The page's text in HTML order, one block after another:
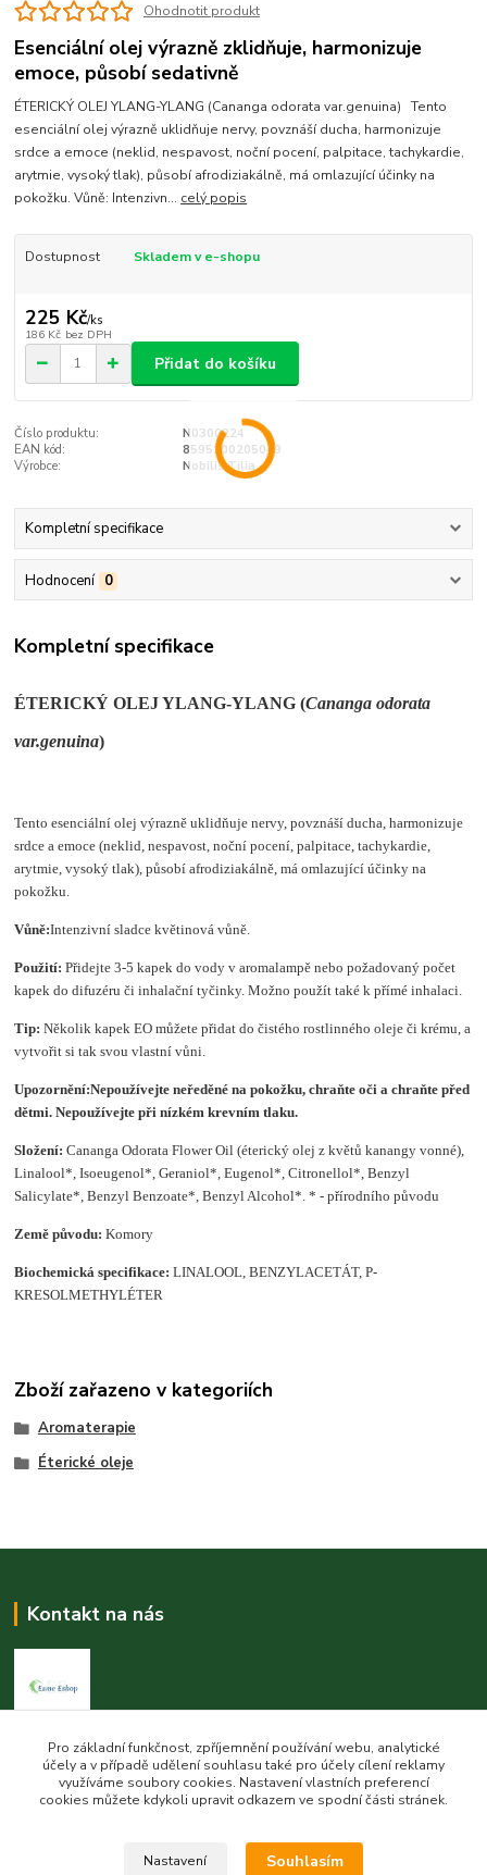
Ohodnotit produkt
Esenciální olej výrazně zklidňuje, harmonizuje
emoce, působí sedativně
ÉTERICKÝ OLEJ YLANG-YLANG (Cananga odorata var.genuina) Tento
esenciální olej výrazně uklidňuje nervy, povznáší ducha, harmonizuje
srdce a emoce (neklid, nespavost, noční pocení, palpitace, tachykardie,
arytmie, vysoký tlak), působí afrodiziakálně, má omlazující účinky na
pokožku. Vůně: Intenzivn... celý popis
Dostupnost Skladem v e-shopu
225 Kč/ks
186 Kč bez DPH
Přidat do košíku
Číslo produktu:
N0300224
EAN kód:
8595100205049
Výrobce:
Nobilis Tilia
Kompletní specifikace
Hodnocení 0
Kompletní specifikace
ÉTERICKÝ OLEJ YLANG-YLANG (Cananga odorata
var.genuina)
Tento esenciální olej výrazně uklidňuje nervy, povznáší ducha, harmonizuje
srdce a emoce (neklid, nespavost, noční pocení, palpitace, tachykardie,
arytmie, vysoký tlak), působí afrodiziakálně, má omlazující účinky na
pokožku.
Vůně:Intenzivní sladce květinová vůně.
Použití: Přidejte 3-5 kapek do vody v aromalampě nebo požadovaný počet
kapek do difuzéru či inhalační tyčinky. Možno použít také k přímé inhalaci.
Tip: Několik kapek EO můžete přidat do čistého rostlinného oleje či krému, a
vytvořit si tak svou vlastní vůni.
Upozornění:Nepoužívejte neředěné na pokožku, chraňte oči a chraňte před
dětmi.Nepoužívejte při nízkém krevním tlaku.
Složení: Cananga Odorata Flower Oil (éterický olej z květů kanangy vonné),
Linalool*, Isoeugenol*, Geraniol*, Eugenol*, Citronellol*, Benzyl
Salicylate*, Benzyl Benzoate*, Benzyl Alcohol*. * - přírodního původu
Země původu: Komory
Biochemická specifikace:LINALOOL, BENZYLACETÁT, P-
KRESOLMETHYLÉTER
Zboží zařazeno v kategoriích
Aromaterapie
Éterické oleje
Kontakt na nás
Esme eshop
Jan Vohlídal
Pro základní funkčnost, zpříjemnění používání webu, analytické
účely a v případě udělení souhlasu také pro účely cílení reklamy
využíváme soubory cookies. Nastavení vlastních preferencí
cookies můžete kdykoli upravit odkazem ve spodní části stránek.
Nastavení Souhlasím